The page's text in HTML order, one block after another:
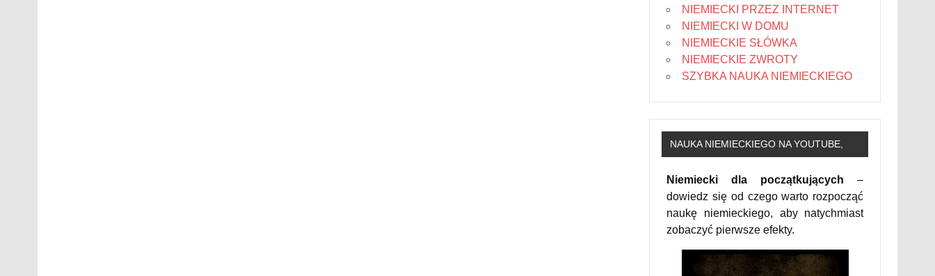
NIEMIECKI PRZEZ INTERNET
NIEMIECKI W DOMU
NIEMIECKIE SŁÓWKA
NIEMIECKIE ZWROTY
SZYBKA NAUKA NIEMIECKIEGO
NAUKA NIEMIECKIEGO NA YOUTUBE,
Niemiecki dla początkujących –
dowiedz się od czego warto rozpocząć
naukę niemieckiego, aby natychmiast
zobaczyć pierwsze efekty.